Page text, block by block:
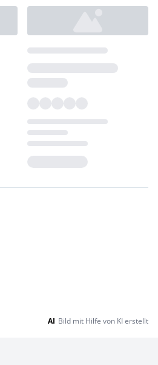
AI Bild mit Hilfe von KI erstellt